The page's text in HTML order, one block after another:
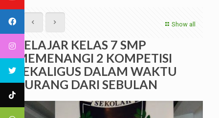
Show all
PELAJAR KELAS 7 SMP
MEMENANGI 2 KOMPETISI
SEKALIGUS DALAM WAKTU
KURANG DARI SEBULAN